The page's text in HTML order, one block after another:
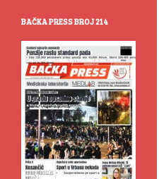
BAČKA PRESS BROJ 214